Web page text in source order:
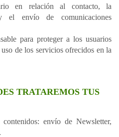
en relación al contacto, la
el envío de comunicaciones
para proteger a los usuarios
de los servicios ofrecidos en la
TRATAREMOS TUS
envío de Newsletter,